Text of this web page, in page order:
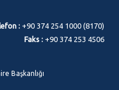
: +90 374 254 1000 (8170)
Faks : +90 374 253 4506
Başkanlığı